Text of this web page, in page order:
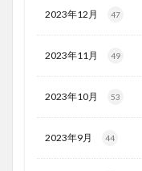
2023年12月 47
2023年11月 49
2023年10月 53
2023年9月 44